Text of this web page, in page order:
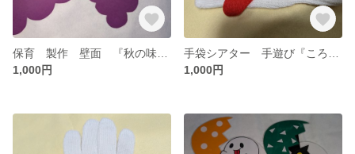
1,000円
1,000円